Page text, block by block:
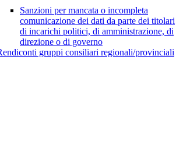
Sanzioni per mancata o incompleta
comunicazione dei dati da parte dei titolari
di incarichi politici, di amministrazione, di
direzione o di governo
gruppi consiliari regionali/provinciali